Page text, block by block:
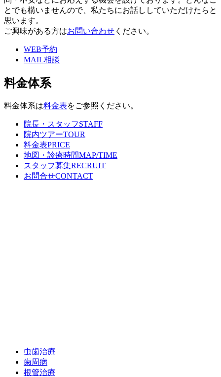
とでも構いませんので、私たちにお話ししていただけたらと
思います。
ご興味がある方はお問い合わせ ください。
WEB予約
MAIL相談
料金体系
料金体系は料金表をご参照ください。
院長・スタッフSTAFF
院内ツアーTOUR
料金表PRICE
地図・診療時間MAP/TIME
スタッフ募集RECRUIT
お問合せCONTACT
虫歯治療
歯周病
根管治療